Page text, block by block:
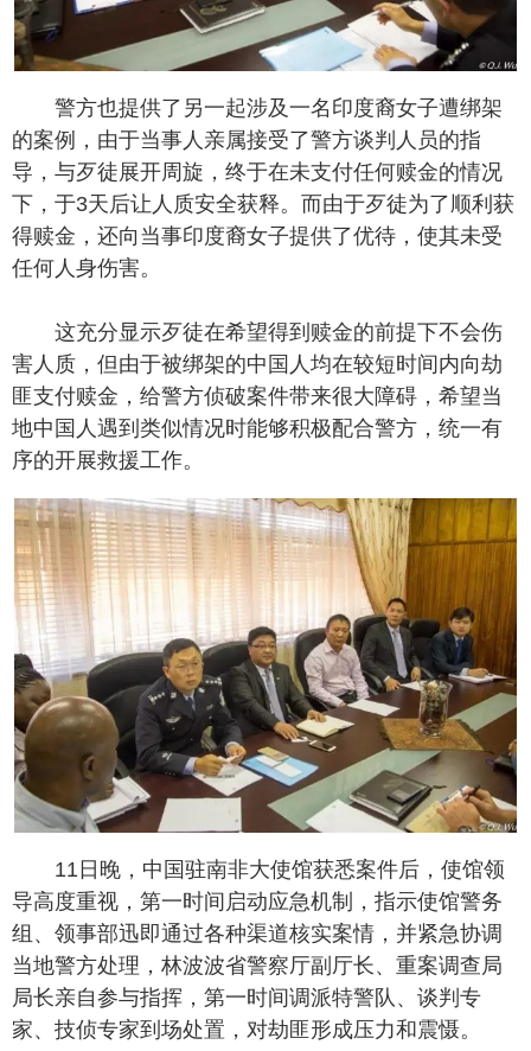
警方也提供了另一起涉及一名印度裔女子遭绑架
的案例，由于当事人亲属接受了警方谈判人员的指
导，与歹徒展开周旋，终于在未支付任何赎金的情况
下，于3天后让人质安全获释。而由于歹徒为了顺利获
得赎金，还向当事印度裔女子提供了优待，使其未受
任何人身伤害。
这充分显示歹徒在希望得到赎金的前提下不会伤
害人质，但由于被绑架的中国人均在较短时间内向劫
匪支付赎金，给警方侦破案件带来很大障碍，希望当
地中国人遇到类似情况时能够积极配合警方，统一有
序的开展救援工作。
11日晚，中国驻南非大使馆获悉案件后，使馆领
导高度重视，第一时间启动应急机制，指示使馆警务
组、领事部迅即通过各种渠道核实案情，并紧急协调
当地警方处理，林波波省警察厅副厅长、重案调查局
局长亲自参与指挥，第一时间调派特警队、谈判专
家、技侦专家到场处置，对劫匪形成压力和震慑。